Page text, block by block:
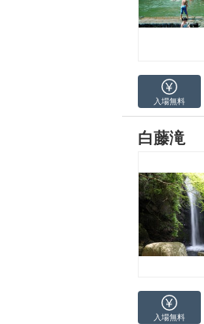
入場無料
白藤滝
入場無料